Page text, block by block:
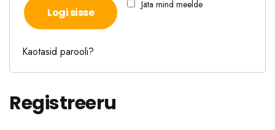
Jäta mind meelde
Logi sisse
Kaotasid parooli?
Registreeru